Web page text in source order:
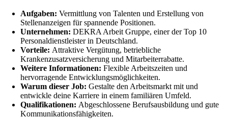
Aufgaben: Vermittlung von Talenten und Erstellung von
Stellenanzeigen für spannende Positionen.
Unternehmen: DEKRA Arbeit Gruppe, einer der Top 10
Personaldienstleister in Deutschland.
Vorteile: Attraktive Vergütung, betriebliche
Krankenzusatzversicherung und Mitarbeiterrabatte.
Weitere Informationen: Flexible Arbeitszeiten und
hervorragende Entwicklungsmöglichkeiten.
Warum dieser Job: Gestalte den Arbeitsmarkt mit und
entwickle deine Karriere in einem familiären Umfeld.
Qualifikationen: Abgeschlossene Berufsausbildung und gute
Kommunikationsfähigkeiten.